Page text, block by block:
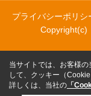
プライバシーポリシ
当サイトでは、お客様
して、クッキー（
詳しくは、当社の 「